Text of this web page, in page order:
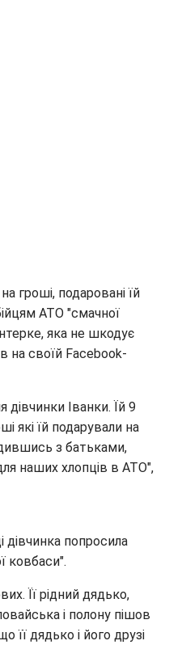
гроші, подаровані їй
АТО "смачної
яка не шкодує
на своїй Facebook-
Іванки. Їй 9
які їй подарували на
з батьками,
наших хлопців в АТО",
попросила
ковбаси".
Її рідний дядько,
і полону пішов
її дядько і його друзі